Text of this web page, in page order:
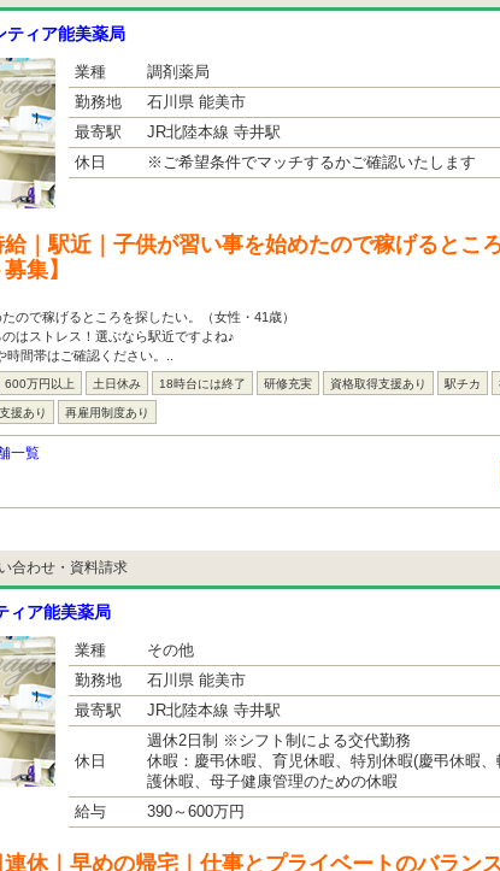
ティア能美薬局
業種
調剤薬局
勤務地
石川県 能美市
最寄駅
JR北陸本線 寺井駅
休日
※ご希望条件でマッチするかご確認いたします
｜駅近｜子供が習い事を始めたので稼げるとこ
集】
ので稼げるところを探したい。（女性・41歳）
はストレス！選ぶなら駅近ですよね♪
間帯はご確認ください。..
600万円以上 土日休み 18時台には終了 研修充実 資格取得支援あり 駅チカ
援あり 再雇用制度あり
一覧
合わせ・資料請求
ィア能美薬局
業種
その他
勤務地
石川県 能美市
最寄駅
JR北陸本線 寺井駅
休日
週休2日制 ※シフト制による交代勤務
休暇：慶弔休暇、育児休暇、特別休暇(慶弔休暇
護休暇、母子健康管理のための休暇
給与
390～600万円
休｜早めの帰宅｜仕事とプライベートのバラン